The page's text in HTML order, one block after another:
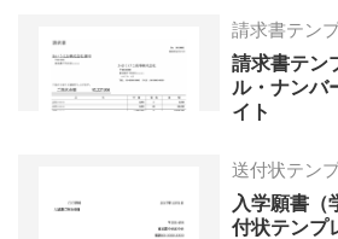
請求書テン
請求書テン
ル・ナンバ
イト
送付状テン
入学願書（
付状テンプ